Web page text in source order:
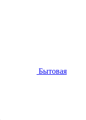
Бытовая